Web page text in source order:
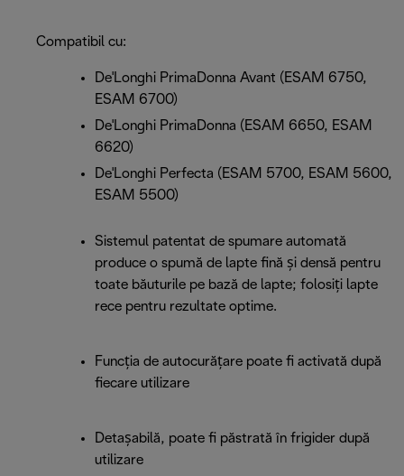
Compatibil cu:
De'Longhi PrimaDonna Avant (ESAM 6750,
ESAM 6700)
De'Longhi PrimaDonna (ESAM 6650, ESAM
6620)
De'Longhi Perfecta (ESAM 5700, ESAM 5600,
ESAM 5500)
Sistemul patentat de spumare automată
produce o spumă de lapte fină și densă pentru
toate băuturile pe bază de lapte; folosiți lapte
rece pentru rezultate optime.
Funcția de autocurățare poate fi activată după
fiecare utilizare
Detașabilă, poate fi păstrată în frigider după
utilizare